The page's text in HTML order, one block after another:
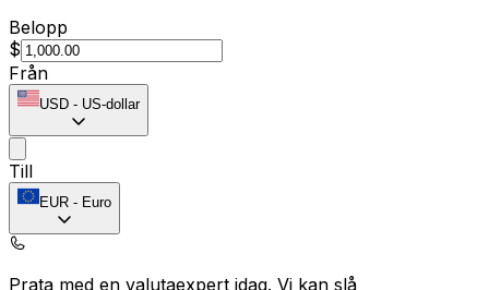
Belopp
$
Från
USD - US-dollar
Till
EUR - Euro
Prata med en valutaexpert idag. Vi kan slå